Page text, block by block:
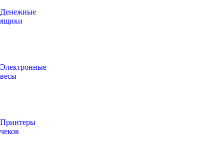
Денежные
ящики
Электронные
весы
Принтеры
чеков